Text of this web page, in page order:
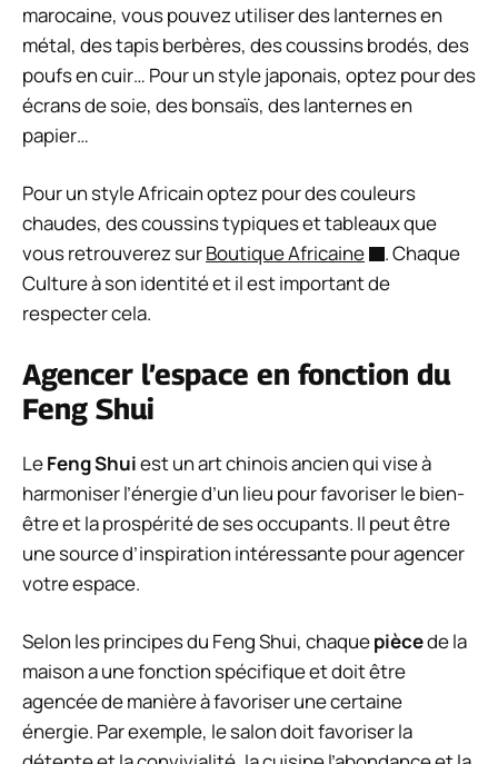
marocaine, vous pouvez utiliser des lanternes en
métal, des tapis berbères, des coussins brodés, des
poufs en cuir… Pour un style japonais, optez pour des
écrans de soie, des bonsaïs, des lanternes en
papier…
Pour un style Africain optez pour des couleurs
chaudes, des coussins typiques et tableaux que
vous retrouverez surBoutique Africaine
. Chaque
Culture à son identité et il est important de
respecter cela.
Agencer l’espace en fonction du
Feng Shui
LeFeng Shuiest un art chinois ancien qui vise à
harmoniser l’énergie d’un lieu pour favoriser le bien-
être et la prospérité de ses occupants. Il peut être
une source d’inspiration intéressante pour agencer
votre espace.
Selon les principes du Feng Shui, chaquepiècede la
maison a une fonction spécifique et doit être
agencée de manière à favoriser une certaine
énergie. Par exemple, le salon doit favoriser la